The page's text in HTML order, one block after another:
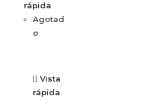
rápida
Agotad
o
Vista
rápida